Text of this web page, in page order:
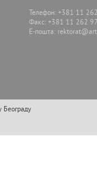
Телефон: +381 11
Факс: +381 11 262
E-пошта:
Београду